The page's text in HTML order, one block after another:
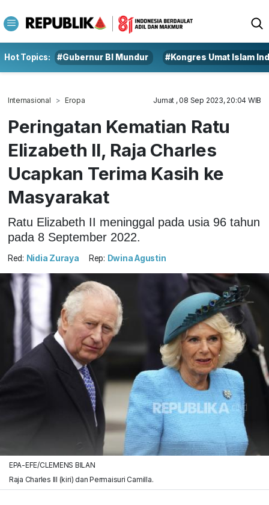
Hot Topics: #Gubernur BI Mundur #Kongres Umat Islam
Internasional Eropa Jumat , 08 Sep 2023, 20:04 WIB
Peringatan Kematian Ratu
Elizabeth II, Raja Charles
Ucapkan Terima Kasih ke
Masyarakat
Ratu Elizabeth II meninggal pada usia 96 tahun
pada 8 September 2022.
Red: Nidia Zuraya Rep: Dwina Agustin
EPA-EFE/CLEMENS BILAN
Raja Charles III (kiri) dan Permaisuri Camilla.